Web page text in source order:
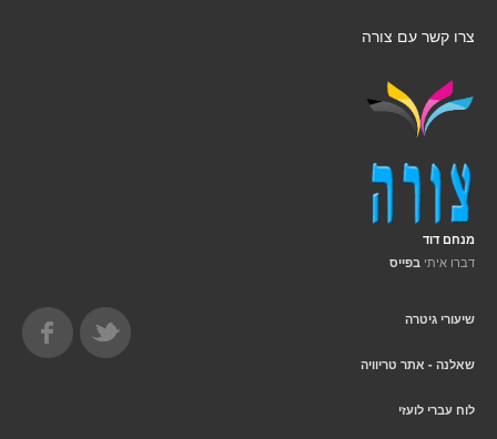
צרו קשר עם צורה
מנחם דוד
דברו איתי בפייס
שיעורי גיטרה
שאלנה - אתר טריוויה
לוח עברי לועזי